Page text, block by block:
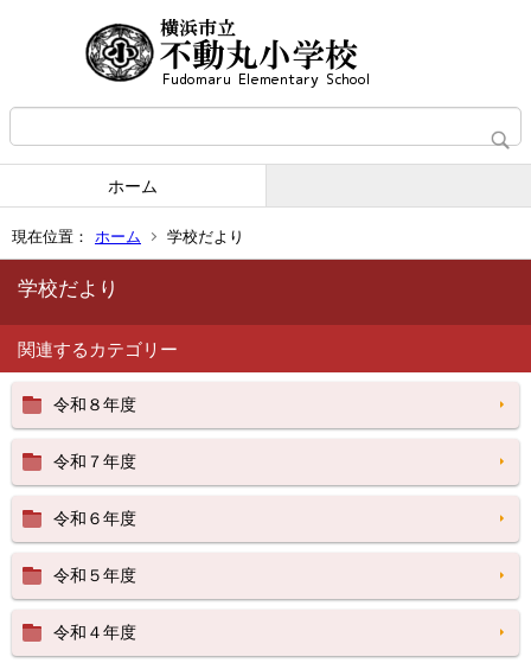
ホーム
現在位置： ホーム 学校だより
学校だより
関連するカテゴリー
令和８年度
令和７年度
令和６年度
令和５年度
令和４年度